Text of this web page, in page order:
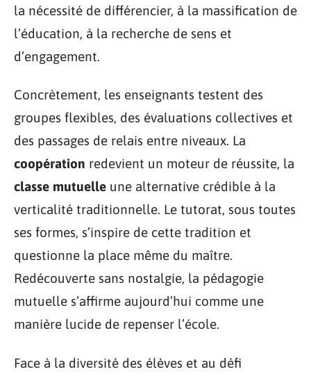
la nécessité de différencier, à la massification de
l’éducation, à la recherche de sens et
d’engagement.
Concrètement, les enseignants testent des
groupes flexibles, des évaluations collectives et
des passages de relais entre niveaux. La
coopération redevient un moteur de réussite, la
classe mutuelle une alternative crédible à la
verticalité traditionnelle. Le tutorat, sous toutes
ses formes, s’inspire de cette tradition et
questionne la place même du maître.
Redécouverte sans nostalgie, la pédagogie
mutuelle s’affirme aujourd’hui comme une
manière lucide de repenser l’école.
Face à la diversité des élèves et au défi